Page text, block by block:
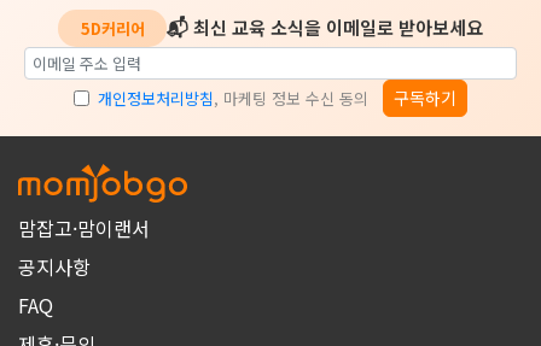
5D커리어 📬 최신 교육 소식을 이메일로 받아보세요
개인정보처리방침, 마케팅 정보 수신 동의 구독하기
맘잡고·맘이랜서
공지사항
FAQ